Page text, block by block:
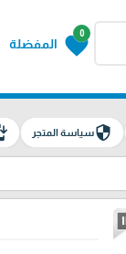
0
favorite المفضلة
securityسياسة المتجر